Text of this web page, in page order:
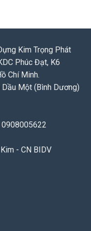
Kim Trọng Phát
Phúc Đạt, K6
Chí Minh.
Dầu Một (Bình Dương)
0908005622
- CN BIDV